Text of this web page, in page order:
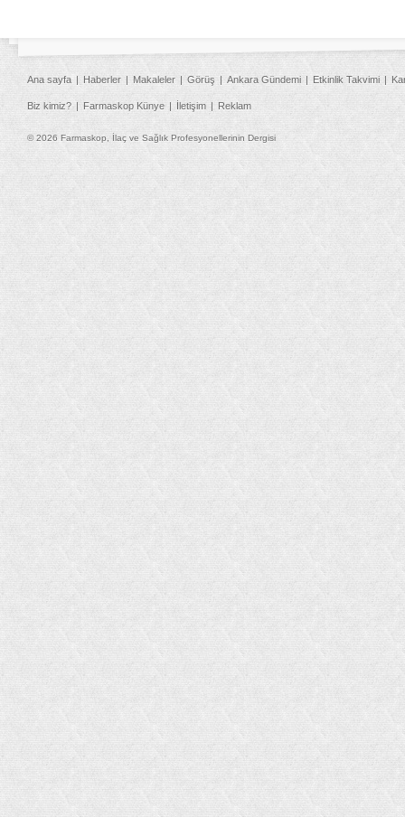
Ana sayfa Haberler Makaleler Görüş Ankara Gündemi Etkinlik Takvimi
Biz kimiz? Farmaskop Künye İletişim Reklam
© 2026 Farmaskop, İlaç ve Sağlık Profesyonellerinin Dergisi